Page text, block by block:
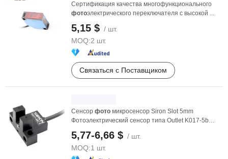
Сертификация качества многофункционального
фотоэлектрического переключателя с высокой ...
5,15 $ / шт.
MOQ:2 шт.
Связаться с Поставщиком
Сенсор фото микросенсор Siron Slot 5mm
Фотоэлектрический сенсор типа Outlet K017-5b
5,77-6,66 $ / шт.
MOQ:1 шт.